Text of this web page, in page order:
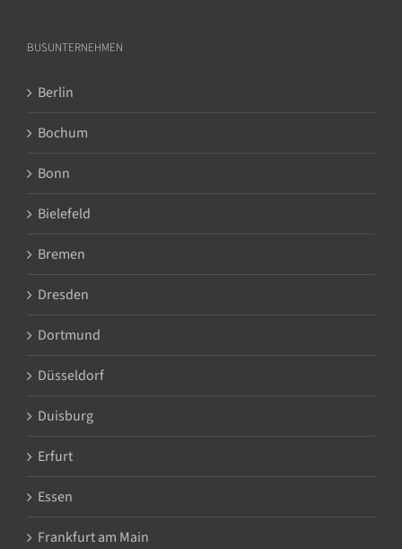
BUSUNTERNEHMEN
Berlin
Bochum
Bonn
Bielefeld
Bremen
Dresden
Dortmund
Düsseldorf
Duisburg
Erfurt
Essen
Frankfurt am Main